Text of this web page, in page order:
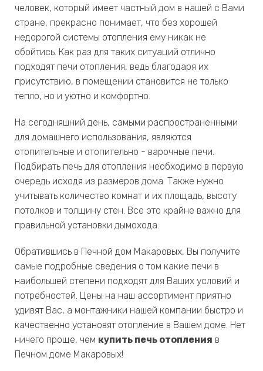
человек, который имеет частный дом в нашей с Вами
стране, прекрасно понимает, что без хорошей
недорогой системы отопления ему никак не
обойтись. Как раз для таких ситуаций отлично
подходят печи отопления, ведь благодаря их
присутствию, в помещении становится не только
тепло, но и уютно и комфортно.
На сегодняшний день, самыми распространенными
для домашнего использования, являются
отопительные и отопительно - варочные печи.
Подбирать печь для отопления необходимо в первую
очередь исходя из размеров дома. Также нужно
учитывать количество комнат и их площадь, высоту
потолков и толщину стен. Все это крайне важно для
правильной установки дымохода.
Обратившись в Печной дом Макаровых, Вы получите
самые подробные сведения о том какие печи в
наибольшей степени подходят для Ваших условий и
потребностей. Цены на наш ассортимент приятно
удивят Вас, а монтажники нашей компании быстро и
качественно установят отопление в Вашем доме. Нет
ничего проще, чем купить печь отопления в
Печном доме Макаровых!